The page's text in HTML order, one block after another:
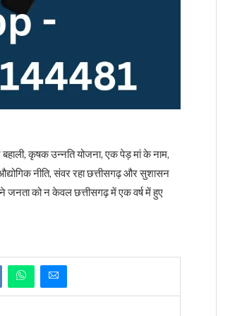
कृषक उन्नति योजना, एक पेड़ मां के नाम,
औद्योगिक नीति, संवर रहा छत्तीसगढ़ और सुशासन
को न केवल छत्तीसगढ़ में एक वर्ष में हुए